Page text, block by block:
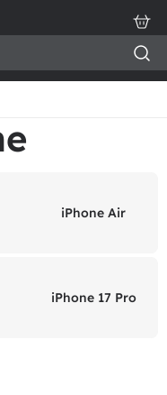
iPhone Air
iPhone 17 Pro